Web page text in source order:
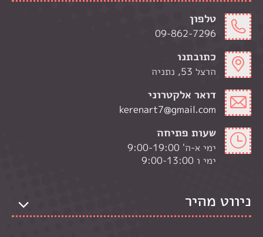
טלפון
09-862-7296
כתובתנו
הרצל 53, נתניה
דואר אלקטרוני
kerenart7@gmail.com
שעות פתיחה
ימי א-ה' 9:00-19:00
ימי ו 9:00-13:00
ניווט מהיר